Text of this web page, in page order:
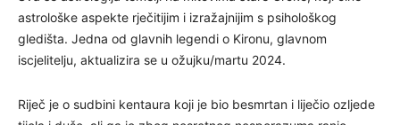
astrološke aspekte rječitijim i izražajnijim s psihološkog
gledišta. Jedna od glavnih legendi o Kironu, glavnom
iscjelitelju, aktualizira se u ožujku/martu 2024.
Riječ je o sudbini kentaura koji je bio besmrtan i liječio ozljede